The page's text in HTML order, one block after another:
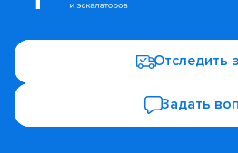
Отследить
Задать